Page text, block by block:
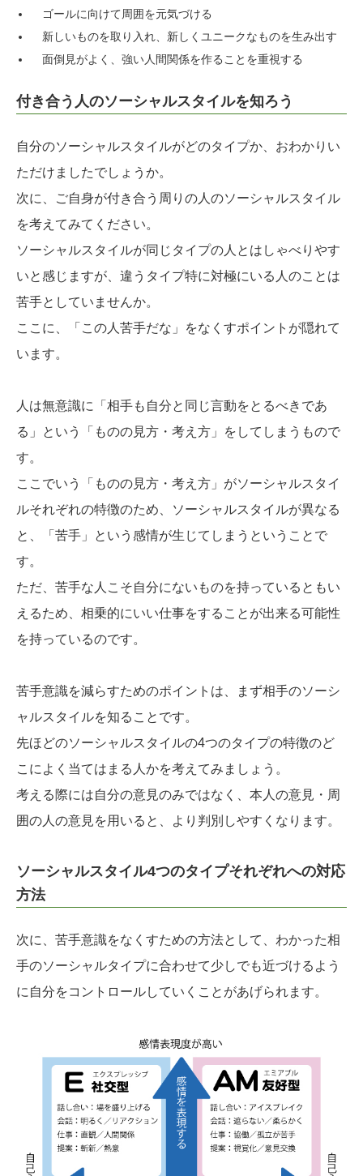
ゴールに向けて周囲を元気づける
新しいものを取り入れ、新しくユニークなものを生み出す
面倒見がよく、強い人間関係を作ることを重視する
付き合う人のソーシャルスタイルを知ろう
自分のソーシャルスタイルがどのタイプか、おわかりい
ただけましたでしょうか。
次に、ご自身が付き合う周りの人のソーシャルスタイル
を考えてみてください。
ソーシャルスタイルが同じタイプの人とはしゃべりやす
いと感じますが、違うタイプ特に対極にいる人のことは
苦手としていませんか。
ここに、「この人苦手だな」をなくすポイントが隠れて
います。
人は無意識に「相手も自分と同じ言動をとるべきであ
る」という「ものの見方・考え方」をしてしまうもので
す。
ここでいう「ものの見方・考え方」がソーシャルスタイ
ルそれぞれの特徴のため、ソーシャルスタイルが異なる
と、「苦手」という感情が生じてしまうということで
す。
ただ、苦手な人こそ自分にないものを持っているともい
えるため、相乗的にいい仕事をすることが出来る可能性
を持っているのです。
苦手意識を減らすためのポイントは、まず相手のソーシ
ャルスタイルを知ることです。
先ほどのソーシャルスタイルの4つのタイプの特徴のど
こによく当てはまる人かを考えてみましょう。
考える際には自分の意見のみではなく、本人の意見・周
囲の人の意見を用いると、より判別しやすくなります。
ソーシャルスタイル4つのタイプそれぞれへの対応
方法
次に、苦手意識をなくすための方法として、わかった相
手のソーシャルタイプに合わせて少しでも近づけるよう
に自分をコントロールしていくことがあげられます。